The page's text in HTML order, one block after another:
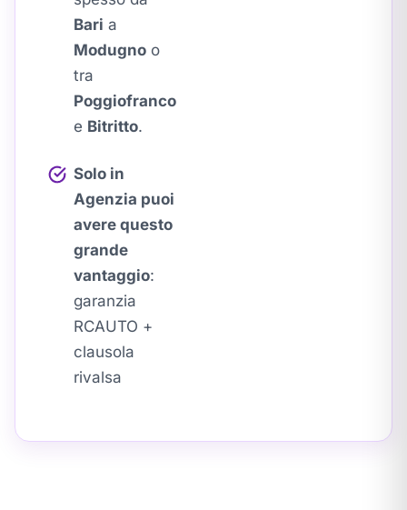
Bari a
Modugno o
tra
Poggiofranco
e Bitritto.
Solo in
Agenzia puoi
avere questo
grande
vantaggio:
garanzia
RCAUTO +
clausola
rivalsa